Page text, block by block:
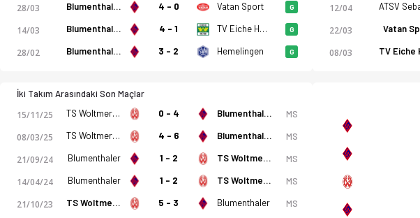
28/03 Blumenthaler 4 - 0 Vatan Sport G
14/03 Blumenthaler 4 - 1 TV Eiche Horn G
28/02 Blumenthaler 3 - 2 Hemelingen G
12/04
22/03 Vatan
08/03
İki Takım Arasındaki Son Maçlar
15/11/25 TS Woltmershausen 0 - 4 Blumenthaler MS
08/03/25 TS Woltmershausen 4 - 6 Blumenthaler MS
21/09/24 Blumenthaler 1 - 2 TS Woltmershausen MS
14/04/24 Blumenthaler 1 - 2 TS Woltmershausen MS
21/10/23 TS Woltmershausen 5 - 3 Blumenthaler MS